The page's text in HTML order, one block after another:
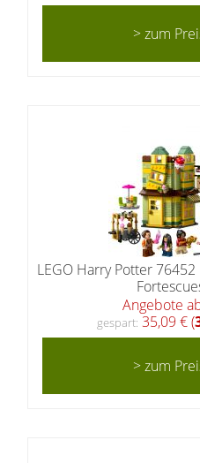
> zum
LEGO Harry Potter
Angebote
gespart: 35,09 € (
> zum